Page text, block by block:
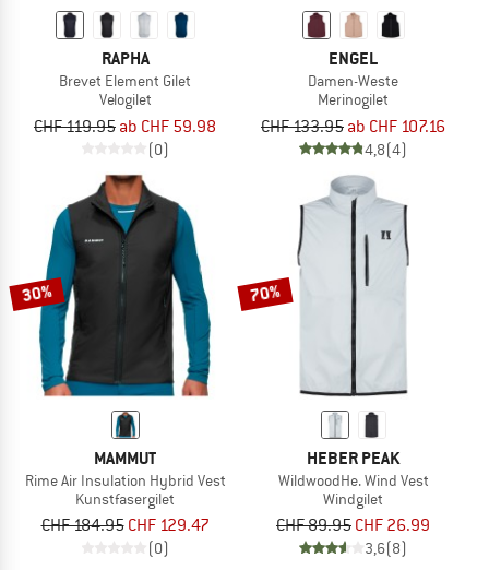
RAPHA
Brevet Element Gilet
Velogilet
CHF 119.95 ab CHF 59.98
(0)
ENGEL
Damen-Weste
Merinogilet
CHF 133.95 ab CHF 107.16
4,8(4)
30%
MAMMUT
Rime Air Insulation Hybrid Vest
Kunstfasergilet
CHF 184.95 CHF 129.47
(0)
70%
HEBER PEAK
WildwoodHe. Wind Vest
Windgilet
CHF 89.95 CHF 26.99
3,6(8)